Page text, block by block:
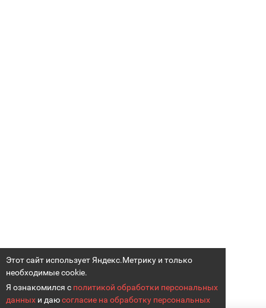
Этот сайт использует Яндекс.Метрику и только
необходимые cookie.
Я ознакомился с политикой обработки персональных
данных и даюсогласие на обработку персональных